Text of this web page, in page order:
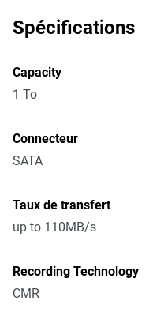
Spécifications
Capacity
1 To
Connecteur
SATA
Taux de transfert
up to 110MB/s
Recording Technology
CMR